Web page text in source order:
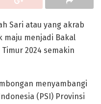
Sari atau yang akrab
maju menjadi Bakal
2024 semakin
menyambangi
(PSI) Provinsi